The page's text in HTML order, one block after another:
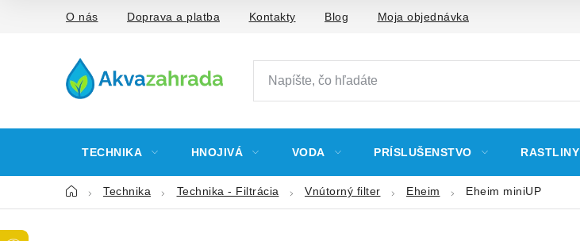
O nás Doprava a platba Kontakty Blog Moja objednávka
TECHNIKA HNOJIVÁ VODA PRÍSLUŠENSTVO RASTLINY
DomovTechnika Technika - Filtrácia Vnútorný filter Eheim Eheim miniUP